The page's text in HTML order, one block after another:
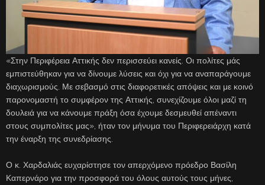
«Στην Περιφέρεια Αττικής δεν περισσεύει κανείς. Οι πολίτες μάς
εμπιστεύθηκαν για να δίνουμε λύσεις και όχι για να αναπαράγουμε
διαχωρισμούς. Με σεβασμό στις διαφορετικές απόψεις και με κοινό
παρονομαστή το συμφέρον της Αττικής, συνεχίζουμε όλοι μαζί τη
δουλειά για να κάνουμε πράξη όσα έχουμε δεσμευθεί απέναντι
στους συμπολίτες μας», ήταν τον μήνυμα του Περιφερειάρχη κατά
την έναρξη της συνεδρίασης.
Ο κ. Χαρδαλιάς ευχαρίστησε τον απερχόμενο πρόεδρο Βασίλη
Καπερνάρο για την προσφορά του όλους αυτούς τους μήνες,